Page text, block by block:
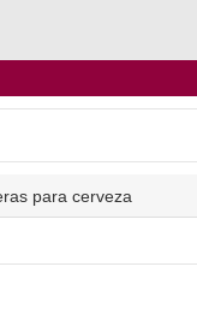
para cerveza